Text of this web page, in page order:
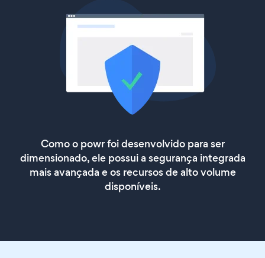
Como o powr foi desenvolvido para ser
dimensionado, ele possui a segurança integrada
mais avançada e os recursos de alto volume
disponíveis.